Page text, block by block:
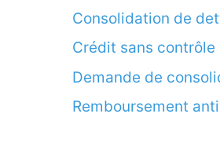
Consolidation de
Crédit sans contrôle
Demande de
Remboursement